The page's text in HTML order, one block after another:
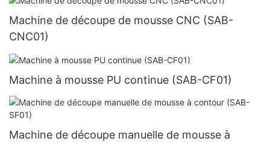
Machine de découpe de mousse CNC (SAB-
CNC01)
Machine à mousse PU continue (SAB-CF01)
Machine de découpe manuelle de mousse à